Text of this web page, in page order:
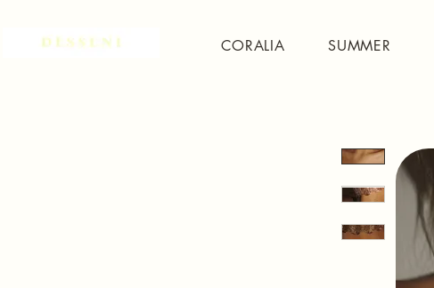
CORALIA SUMMER